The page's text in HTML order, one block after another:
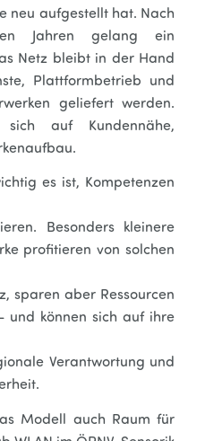
neu aufgestellt hat. Nach
Jahren gelang ein
Netz bleibt in der Hand
Plattformbetrieb und
geliefert werden.
auf Kundennähe,
es ist, Kompetenzen
Besonders kleinere
profitieren von solchen
sparen aber Ressourcen
und können sich auf ihre
Verantwortung und
Modell auch Raum für